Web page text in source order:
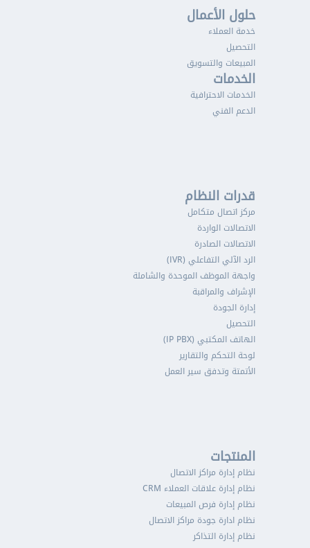
حلول الأعمال
خدمة العملاء
التحصيل
المبيعات والتسويق
الخدمات
الخدمات الاحترافية
الدعم الفني
قدرات النظام
مركز اتصال متكامل
الاتصالات الواردة
الاتصالات الصادرة
الرد الآلي التفاعلي (IVR)
واجهة الموظف الموحدة والشاملة
الإشراف والمراقبة
إدارة الجودة
التحصيل
الهاتف المكتبي (IP PBX)
لوحة التحكم والتقارير
الأتمتة وتدفق سير العمل
المنتجات
نظام إدارة مراكز الاتصال
نظام إدارة علاقات العملاء CRM
نظام إدارة فرص المبيعات
نظام ادارة جودة مراكز الاتصال
نظام إدارة التذاكر